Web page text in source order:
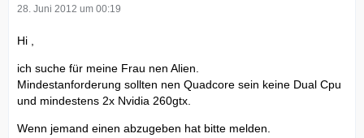
28. Juni 2012 um 00:19
Hi ,
ich suche für meine Frau nen Alien.
Mindestanforderung sollten nen Quadcore sein keine Dual Cpu
und mindestens 2x Nvidia 260gtx.
Wenn jemand einen abzugeben hat bitte melden.